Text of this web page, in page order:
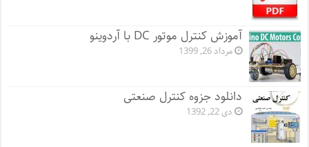
آموزش کنترل موتور DC با آردوینو
مرداد 26, 1399
دانلود جزوه کنترل صنعتی
دی 22, 1392